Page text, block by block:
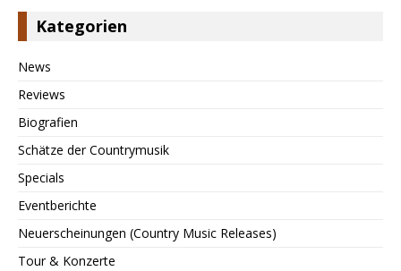
Kategorien
News
Reviews
Biografien
Schätze der Countrymusik
Specials
Eventberichte
Neuerscheinungen (Country Music Releases)
Tour & Konzerte